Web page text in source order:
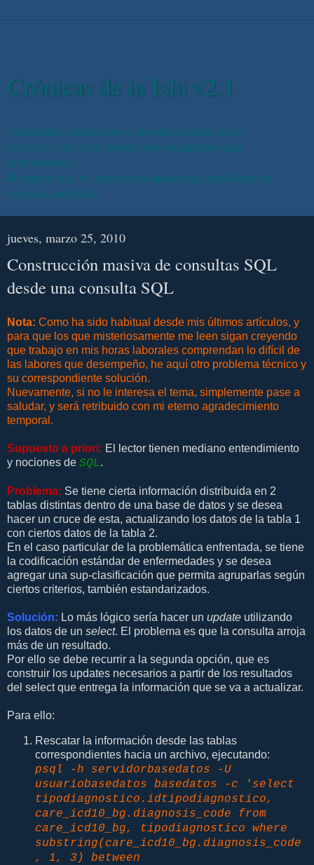
Crónicas de la Isla v2.1
Vicisitudes entrañables y desentrañables de un
computín con poco tiempo libre,expansible casi
infinitamente.
Mi propia Isla, mi espacio de desahogo (casi) libre de
censura conocida.
jueves, marzo 25, 2010
Construcción masiva de consultas SQL
desde una consulta SQL
Nota: Como ha sido habitual desde mis últimos artículos, y
para que los que misteriosamente me leen sigan creyendo
que trabajo en mis horas laborales comprendan lo difícil de
las labores que desempeño, he aquí otro problema técnico y
su correspondiente solución.
Nuevamente, si no le interesa el tema, simplemente pase a
saludar, y será retribuido con mi eterno agradecimiento
temporal.
Supuesto a priori: El lector tienen mediano entendimiento
y nociones de SQL.
Problema: Se tiene cierta información distribuida en 2
tablas distintas dentro de una base de datos y se desea
hacer un cruce de esta, actualizando los datos de la tabla 1
con ciertos datos de la tabla 2.
En el caso particular de la problemática enfrentada, se tiene
la codificación estándar de enfermedades y se desea
agregar una sup-clasificación que permita agruparlas según
ciertos criterios, también estandarizados.
Solución: Lo más lógico sería hacer un update utilizando
los datos de un select. El problema es que la consulta arroja
más de un resultado.
Por ello se debe recurrir a la segunda opción, que es
construir los updates necesarios a partir de los resultados
del select que entrega la información que se va a actualizar.
Para ello:
Rescatar la información desde las tablas
correspondientes hacia un archivo, ejecutando:
psql -h servidorbasedatos -U
usuariobasedatos basedatos -c 'select
tipodiagnostico.idtipodiagnostico,
care_icd10_bg.diagnosis_code from
care_icd10_bg, tipodiagnostico where
substring(care_icd10_bg.diagnosis_code
, 1, 3) between